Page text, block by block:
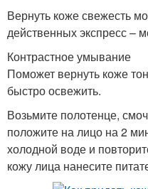
Вернуть коже свежесть
действенных экспресс –
Контрастное умывание
Поможет вернуть коже
быстро освежить.
Возьмите полотенце,
положите на лицо на 2
холодной воде и
кожу лица нанесите